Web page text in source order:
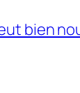
bien